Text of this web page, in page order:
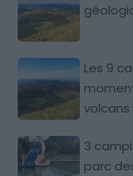
Les 9
volcans
3
parc